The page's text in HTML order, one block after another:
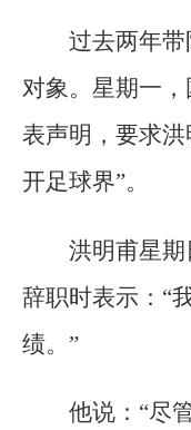
过去两年
对象。星期一
表声明，要求
开足球界”。
洪明甫星
辞职时表示：“
绩。”
他说：“尽